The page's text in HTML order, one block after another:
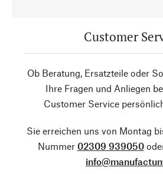
Customer
Ob Beratung, Ersatzteile oder
Ihre Fragen und Anliegen
Customer Service
Sie erreichen uns von Montag
Nummer 02309 939050